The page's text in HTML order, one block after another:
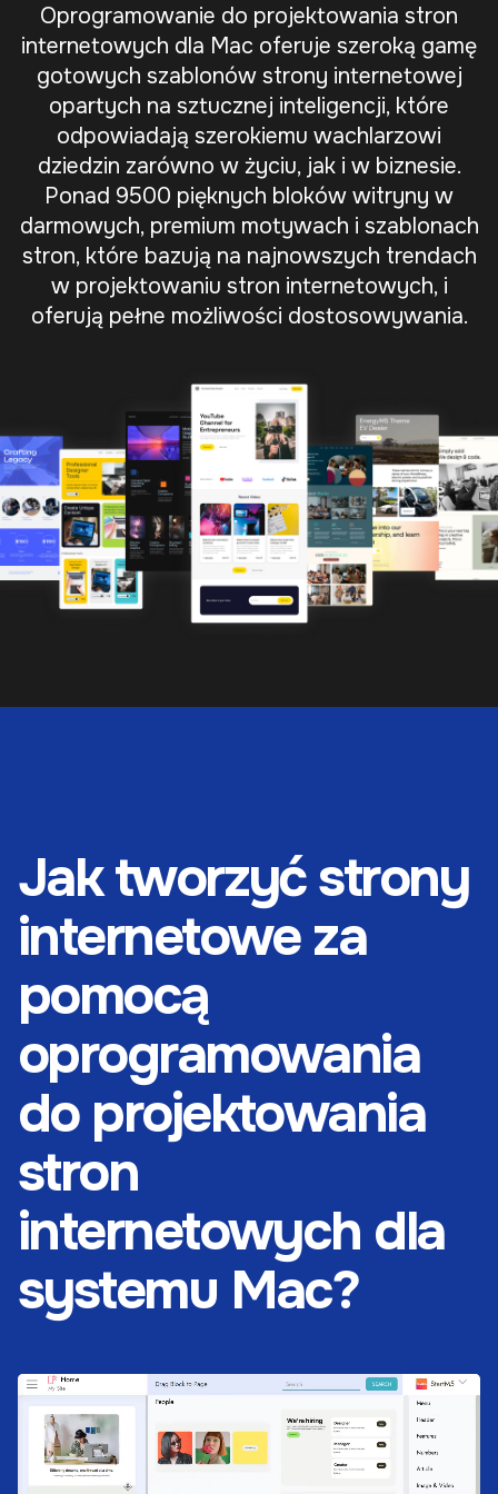
Oprogramowanie do projektowania stron
internetowych dla Mac oferuje szeroką gamę
gotowych szablonów strony internetowej
opartych na sztucznej inteligencji, które
odpowiadają szerokiemu wachlarzowi
dziedzin zarówno w życiu, jak i w biznesie.
Ponad 9500 pięknych bloków witryny w
darmowych, premium motywach i szablonach
stron, które bazują na najnowszych trendach
w projektowaniu stron internetowych, i
oferują pełne możliwości dostosowywania.
Jak tworzyć strony
internetowe za
pomocą
oprogramowania
do projektowania
stron
internetowych dla
systemu Mac?